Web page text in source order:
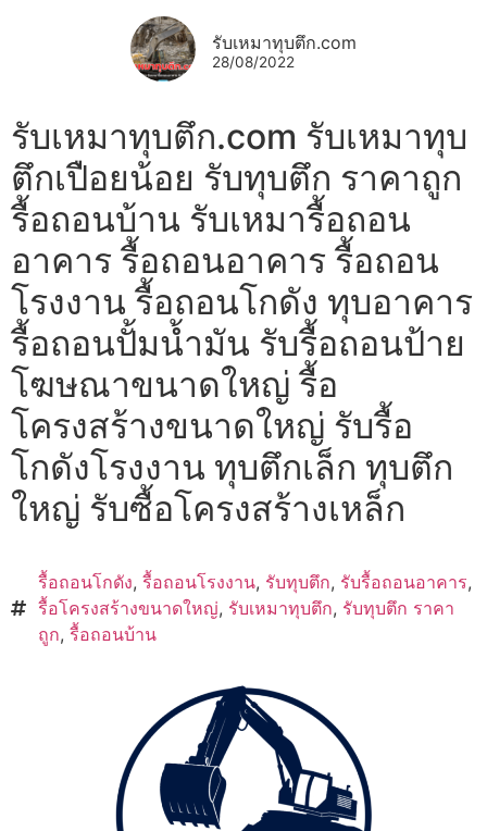
รับเหมาทุบตึก.com
28/08/2022
รับเหมาทุบตึก.com รับเหมาทุบ
ตึกเปือยน้อย รับทุบตึก ราคาถูก
รื้อถอนบ้าน รับเหมารื้อถอน
อาคาร รื้อถอนอาคาร รื้อถอน
โรงงาน รื้อถอนโกดัง ทุบอาคาร
รื้อถอนปั้มน้ำมัน รับรื้อถอนป้าย
โฆษณาขนาดใหญ่ รื้อ
โครงสร้างขนาดใหญ่ รับรื้อ
โกดังโรงงาน ทุบตึกเล็ก ทุบตึก
ใหญ่ รับซื้อโครงสร้างเหล็ก
รื้อถอนโกดัง, รื้อถอนโรงงาน, รับทุบตึก, รับรื้อถอนอาคาร,
รื้อโครงสร้างขนาดใหญ่, รับเหมาทุบตึก, รับทุบตึก ราคา
ถูก, รื้อถอนบ้าน